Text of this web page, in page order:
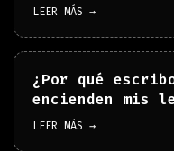
LEER MÁS →
¿Por qué
encienden mis
LEER MÁS →